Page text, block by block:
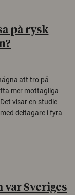
på rysk
att tro på
mer mottagliga
visar en studie
deltagare i fyra
Sveriges